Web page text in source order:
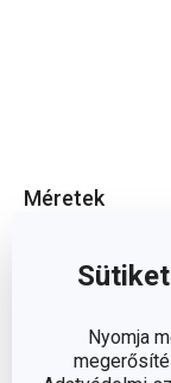
Nyomja
Méretek
A TERMÉK
ÁTMÉRŐ (CM)